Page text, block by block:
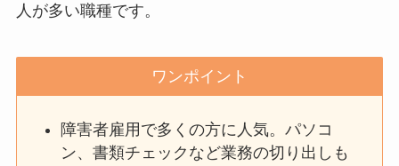
人が多い職種です。
ワンポイント
障害者雇用で多くの方に人気。パソコ
ン、書類チェックなど業務の切り出しも